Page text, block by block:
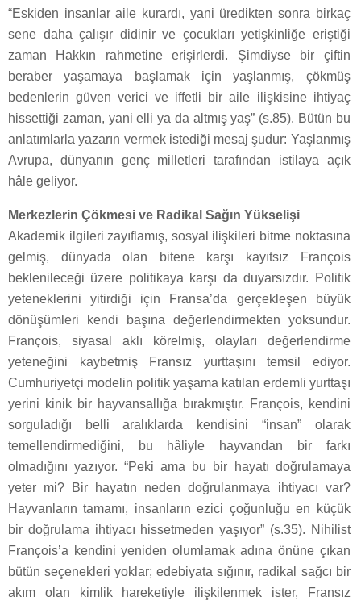
“Eskiden insanlar aile kurardı, yani üredikten sonra birkaç
sene daha çalışır didinir ve çocukları yetişkinliğe eriştiği
zaman Hakkın rahmetine erişirlerdi. Şimdiyse bir çiftin
beraber yaşamaya başlamak için yaşlanmış, çökmüş
bedenlerin güven verici ve iffetli bir aile ilişkisine ihtiyaç
hissettiği zaman, yani elli ya da altmış yaş” (s.85). Bütün bu
anlatımlarla yazarın vermek istediği mesaj şudur: Yaşlanmış
Avrupa, dünyanın genç milletleri tarafından istilaya açık
hâle geliyor.
Merkezlerin Çökmesi ve Radikal Sağın Yükselişi
Akademik ilgileri zayıflamış, sosyal ilişkileri bitme noktasına
gelmiş, dünyada olan bitene karşı kayıtsız François
beklenileceği üzere politikaya karşı da duyarsızdır. Politik
yeteneklerini yitirdiği için Fransa’da gerçekleşen büyük
dönüşümleri kendi başına değerlendirmekten yoksundur.
François, siyasal aklı körelmiş, olayları değerlendirme
yeteneğini kaybetmiş Fransız yurttaşını temsil ediyor.
Cumhuriyetçi modelin politik yaşama katılan erdemli yurttaşı
yerini kinik bir hayvansallığa bırakmıştır. François, kendini
sorguladığı belli aralıklarda kendisini “insan” olarak
temellendirmediğini, bu hâliyle hayvandan bir farkı
olmadığını yazıyor. “Peki ama bu bir hayatı doğrulamaya
yeter mi? Bir hayatın neden doğrulanmaya ihtiyacı var?
Hayvanların tamamı, insanların ezici çoğunluğu en küçük
bir doğrulama ihtiyacı hissetmeden yaşıyor” (s.35). Nihilist
François’a kendini yeniden olumlamak adına önüne çıkan
bütün seçenekleri yoklar; edebiyata sığınır, radikal sağcı bir
akım olan kimlik hareketiyle ilişkilenmek ister, Fransız